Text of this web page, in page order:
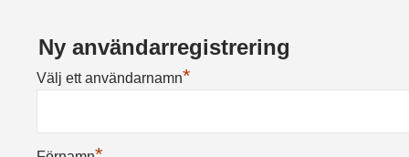
Ny användarregistrering
Välj ett användarnamn*